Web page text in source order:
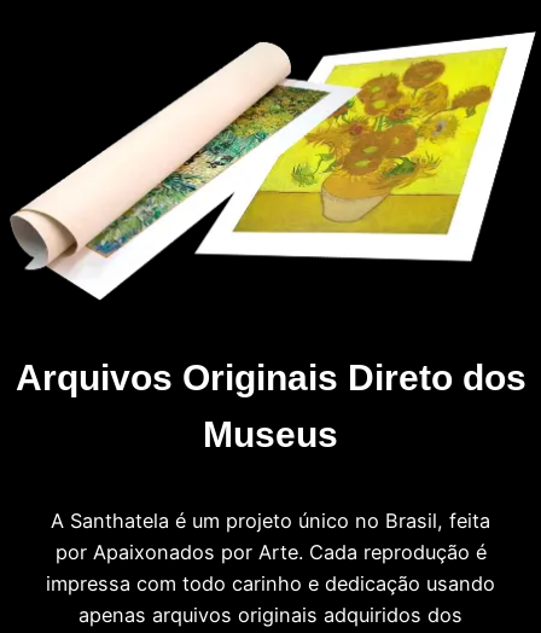
Arquivos Originais Direto dos
Museus
A Santhatela é um projeto único no Brasil, feita
por Apaixonados por Arte. Cada reprodução é
impressa com todo carinho e dedicação usando
apenas arquivos originais adquiridos dos